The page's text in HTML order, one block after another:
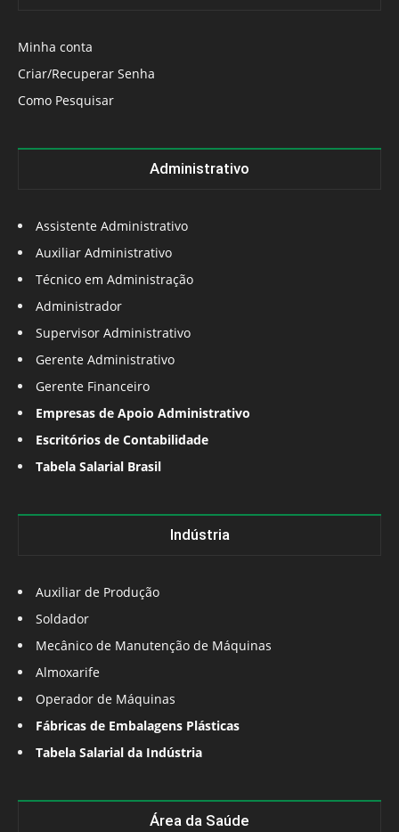
Minha conta
Criar/Recuperar Senha
Como Pesquisar
Administrativo
Assistente Administrativo
Auxiliar Administrativo
Técnico em Administração
Administrador
Supervisor Administrativo
Gerente Administrativo
Gerente Financeiro
Empresas de Apoio Administrativo
Escritórios de Contabilidade
Tabela Salarial Brasil
Indústria
Auxiliar de Produção
Soldador
Mecânico de Manutenção de Máquinas
Almoxarife
Operador de Máquinas
Fábricas de Embalagens Plásticas
Tabela Salarial da Indústria
Área da Saúde